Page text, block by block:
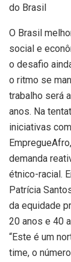
do Brasil
O Brasil
social e
o desafio
o ritmo se
trabalho será
anos. Na
iniciativas
demanda
étnico-racial.
Patrícia
da equidade
20 anos e 40
“Este é um
time, o